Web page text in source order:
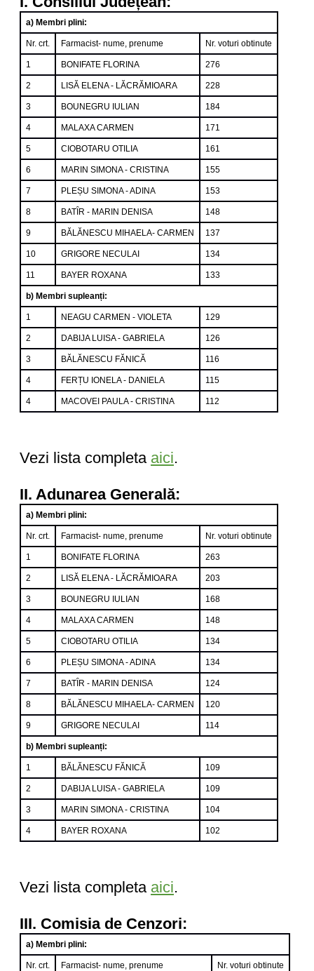
a) Membri plini:
Nr. crt. Farmacist- nume, prenume Nr. voturi obtinute
1 BONIFATE FLORINA 276
2 LISĂ ELENA - LĂCRĂMIOARA 228
3 BOUNEGRU IULIAN 184
4 MALAXA CARMEN 171
5 CIOBOTARU OTILIA 161
6 MARIN SIMONA - CRISTINA 155
7 PLEȘU SIMONA - ADINA 153
8 BATȊR - MARIN DENISA 148
9 BĂLĂNESCU MIHAELA- CARMEN 137
10 GRIGORE NECULAI 134
11 BAYER ROXANA 133
b) Membri supleanți:
1 NEAGU CARMEN - VIOLETA 129
2 DABIJA LUISA - GABRIELA 126
3 BĂLĂNESCU FĂNICĂ 116
4 FERȚU IONELA - DANIELA 115
4 MACOVEI PAULA - CRISTINA 112
Vezi lista completa aici.
II. Adunarea Generală:
a) Membri plini:
Nr. crt. Farmacist- nume, prenume Nr. voturi obtinute
1 BONIFATE FLORINA 263
2 LISĂ ELENA - LĂCRĂMIOARA 203
3 BOUNEGRU IULIAN 168
4 MALAXA CARMEN 148
5 CIOBOTARU OTILIA 134
6 PLEȘU SIMONA - ADINA 134
7 BATȊR - MARIN DENISA 124
8 BĂLĂNESCU MIHAELA- CARMEN 120
9 GRIGORE NECULAI 114
b) Membri supleanți:
1 BĂLĂNESCU FĂNICĂ 109
2 DABIJA LUISA - GABRIELA 109
3 MARIN SIMONA - CRISTINA 104
4 BAYER ROXANA 102
Vezi lista completa aici.
III. Comisia de Cenzori:
a) Membri plini:
Nr. crt. Farmacist- nume, prenume Nr. voturi obtinute